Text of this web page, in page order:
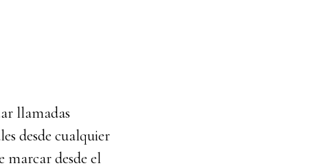
llamadas
desde cualquier
marcar desde el